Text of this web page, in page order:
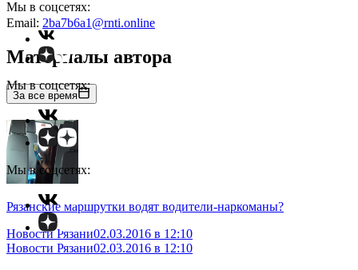
Мы в соцсетях:
Мы в соцсетях:
Мы в соцсетях:
Email: 2ba7b6a1@rnti.online
Материалы автора
За все время
Рязанские маршрутки водят водители-наркоманы?
Новости Рязани02.03.2016 в 12:10
Новости Рязани02.03.2016 в 12:10